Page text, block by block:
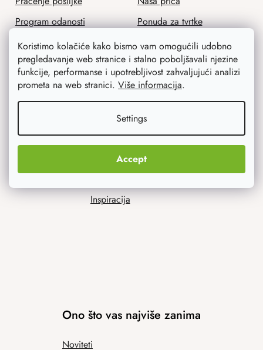
Koristimo kolačiće kako bismo vam omogućili udobno
pregledavanje web stranice i stalno poboljšavali njezine
funkcije, performanse i upotrebljivost zahvaljujući analizi
prometa na web stranici. Više informacija.
Settings
Accept
Program odanosti
Povrat robe
Opći uvjeti poslovanja
Zaštita osobnih podataka
Ponuda za tvrtke
Zaštitna radionica
Savjetujemo vas
Inspiracija
Ono što vas najviše zanima
Noviteti